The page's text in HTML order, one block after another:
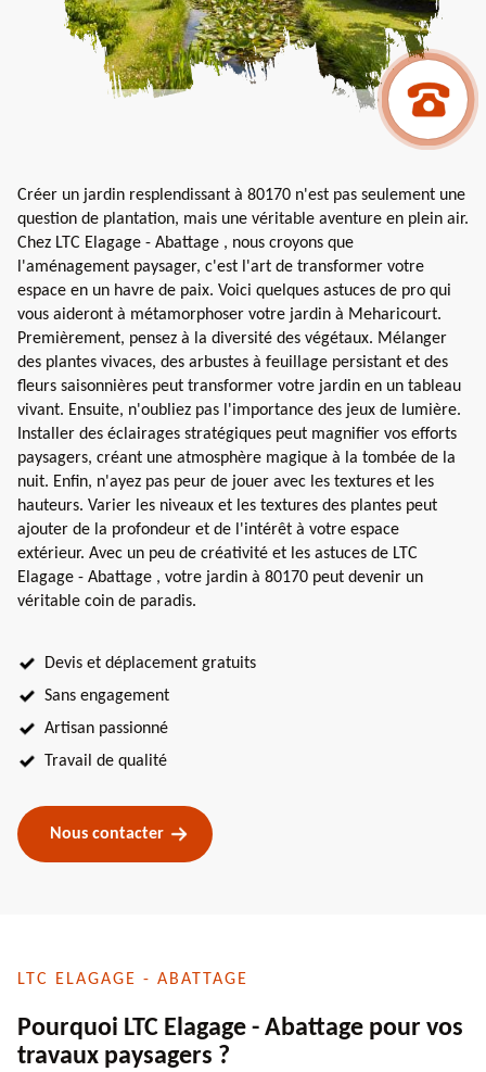
Créer un jardin resplendissant à 80170 n'est pas seulement une
question de plantation, mais une véritable aventure en plein air.
Chez LTC Elagage - Abattage , nous croyons que
l'aménagement paysager, c'est l'art de transformer votre
espace en un havre de paix. Voici quelques astuces de pro qui
vous aideront à métamorphoser votre jardin à Meharicourt.
Premièrement, pensez à la diversité des végétaux. Mélanger
des plantes vivaces, des arbustes à feuillage persistant et des
fleurs saisonnières peut transformer votre jardin en un tableau
vivant. Ensuite, n'oubliez pas l'importance des jeux de lumière.
Installer des éclairages stratégiques peut magnifier vos efforts
paysagers, créant une atmosphère magique à la tombée de la
nuit. Enfin, n'ayez pas peur de jouer avec les textures et les
hauteurs. Varier les niveaux et les textures des plantes peut
ajouter de la profondeur et de l'intérêt à votre espace
extérieur. Avec un peu de créativité et les astuces de LTC
Elagage - Abattage , votre jardin à 80170 peut devenir un
véritable coin de paradis.
Devis et déplacement gratuits
Sans engagement
Artisan passionné
Travail de qualité
Nous contacter
LTC ELAGAGE - ABATTAGE
Pourquoi LTC Elagage - Abattage pour vos
travaux paysagers ?